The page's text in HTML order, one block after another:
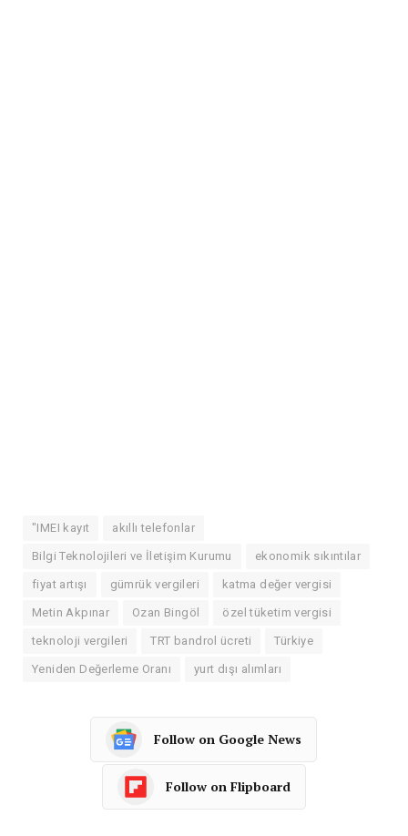
"IMEI kayıt akıllı telefonlar
Bilgi Teknolojileri ve İletişim Kurumu ekonomik sıkıntılar
fiyat artışı gümrük vergileri katma değer vergisi
Metin Akpınar Ozan Bingöl özel tüketim vergisi
teknoloji vergileri TRT bandrol ücreti Türkiye
Yeniden Değerleme Oranı yurt dışı alımları
Follow on Google News
Follow on Flipboard